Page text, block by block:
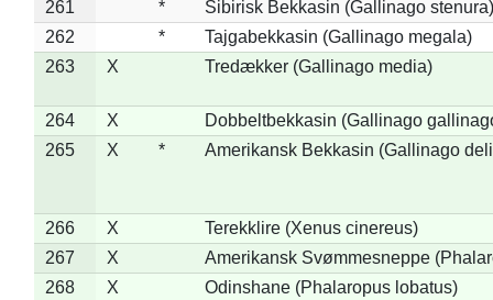
261
*
Sibirisk Bekkasin (Gallinago stenura)
262
*
Tajgabekkasin (Gallinago megala)
263
X Tredækker (Gallinago media)
264 X
Dobbeltbekkasin (Gallinago
265
X * Amerikansk Bekkasin (Gallinago
266 X
Terekklire (Xenus cinereus)
267
X
Amerikansk Svømmesneppe
268
X Odinshane (Phalaropus lobatus)